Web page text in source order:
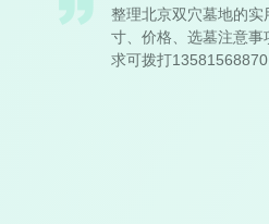
整理北京双穴墓地的实
寸、价格、选墓注意
求可拨打